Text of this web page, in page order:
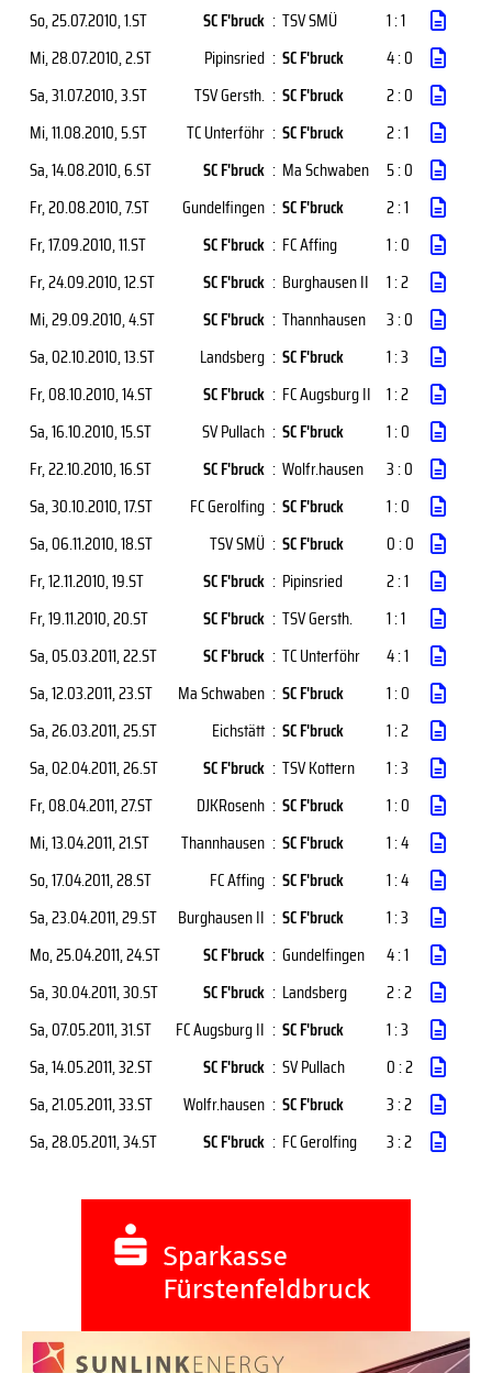
So, 25.07.2010, 1.ST SC F'bruck : TSV SMÜ
1 : 1
Mi, 28.07.2010, 2.ST Pipinsried : SC F'bruck
4 : 0
Sa, 31.07.2010, 3.ST TSV Gersth. : SC F'bruck
2 : 0
Mi, 11.08.2010, 5.ST TC Unterföhr : SC F'bruck
2 : 1
Sa, 14.08.2010, 6.ST SC F'bruck : Ma Schwaben
5 : 0
Fr, 20.08.2010, 7.ST Gundelfingen : SC F'bruck
2 : 1
Fr, 17.09.2010, 11.ST SC F'bruck : FC Affing
1 : 0
Fr, 24.09.2010, 12.ST SC F'bruck : Burghausen II
1 : 2
Mi, 29.09.2010, 4.ST SC F'bruck : Thannhausen
3 : 0
Sa, 02.10.2010, 13.ST Landsberg : SC F'bruck
1 : 3
Fr, 08.10.2010, 14.ST SC F'bruck : FC Augsburg II 1 : 2
Sa, 16.10.2010, 15.ST SV Pullach : SC F'bruck
1 : 0
Fr, 22.10.2010, 16.ST SC F'bruck : Wolfr.hausen
3 : 0
Sa, 30.10.2010, 17.ST FC Gerolfing : SC F'bruck
1 : 0
Sa, 06.11.2010, 18.ST TSV SMÜ : SC F'bruck
0 : 0
Fr, 12.11.2010, 19.ST SC F'bruck : Pipinsried
2 : 1
Fr, 19.11.2010, 20.ST SC F'bruck : TSV Gersth.
1 : 1
Sa, 05.03.2011, 22.ST SC F'bruck : TC Unterföhr
4 : 1
Sa, 12.03.2011, 23.ST Ma Schwaben : SC F'bruck
1 : 0
Sa, 26.03.2011, 25.ST Eichstätt : SC F'bruck
1 : 2
Sa, 02.04.2011, 26.ST SC F'bruck : TSV Kottern
1 : 3
Fr, 08.04.2011, 27.ST DJKRosenh : SC F'bruck
1 : 0
Mi, 13.04.2011, 21.ST Thannhausen : SC F'bruck
1 : 4
So, 17.04.2011, 28.ST FC Affing : SC F'bruck
1 : 4
Sa, 23.04.2011, 29.ST Burghausen II : SC F'bruck
1 : 3
Mo, 25.04.2011, 24.ST SC F'bruck : Gundelfingen
4 : 1
Sa, 30.04.2011, 30.ST SC F'bruck : Landsberg
2 : 2
Sa, 07.05.2011, 31.ST FC Augsburg II : SC F'bruck
1 : 3
Sa, 14.05.2011, 32.ST SC F'bruck : SV Pullach
0 : 2
Sa, 21.05.2011, 33.ST Wolfr.hausen : SC F'bruck
3 : 2
Sa, 28.05.2011, 34.ST SC F'bruck : FC Gerolfing 3 : 2